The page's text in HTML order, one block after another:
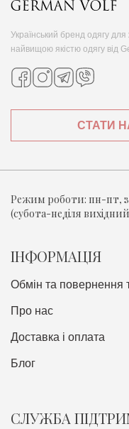
Український бренд одягу
найвищою якістю одягу від
СТАТИ
Режим роботи: пн-пт,
(субота-неділя
ІНФОРМАЦІЯ
Обмін та повернення
Про нас
Доставка i оплата
Блог
СЛУЖБА